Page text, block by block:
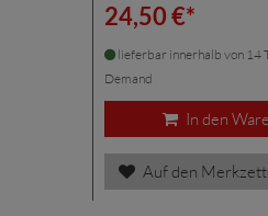
24,50 €*
lieferbar innerhalb von 14
Demand
In den
Auf den